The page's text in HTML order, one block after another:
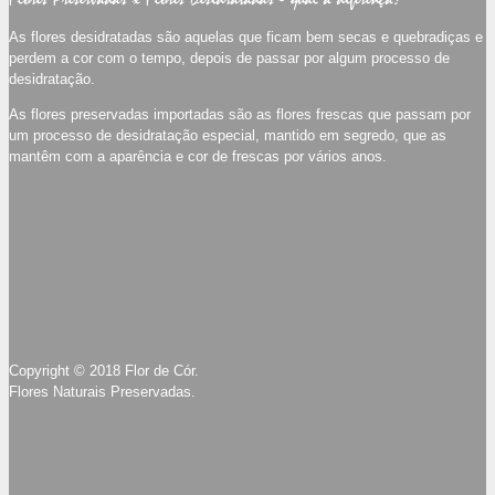
As flores desidratadas são aquelas que ficam bem secas e quebradiças e
perdem a cor com o tempo, depois de passar por algum processo de
desidratação.
As flores preservadas importadas são as flores frescas que passam por
um processo de desidratação especial, mantido em segredo, que as
mantêm com a aparência e cor de frescas por vários anos.
Copyright © 2018 Flor de Cór.
Flores Naturais Preservadas.